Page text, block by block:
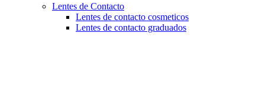
Lentes de Contacto
Lentes de contacto cosmeticos
Lentes de contacto graduados